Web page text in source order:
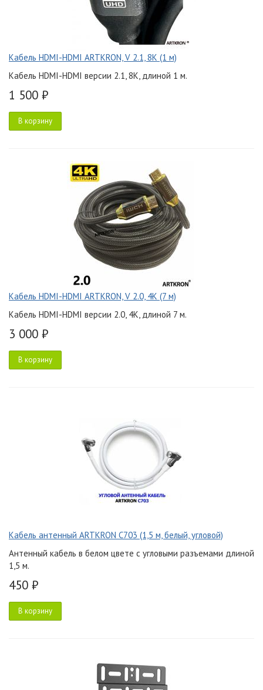
Кабель HDMI-HDMI ARTKRON, V 2.1, 8K (1 м)
Кабель HDMI-HDMI версии 2.1, 8K, длиной 1 м.
1 500 ₽
В корзину
Кабель HDMI-HDMI ARTKRON, V 2.0, 4K (7 м)
Кабель HDMI-HDMI версии 2.0, 4K, длиной 7 м.
3 000 ₽
В корзину
Кабель антенный ARTKRON C703 (1,5 м, белый, угловой)
Антенный кабель в белом цвете с угловыми разъемами длиной
1,5 м.
450 ₽
В корзину